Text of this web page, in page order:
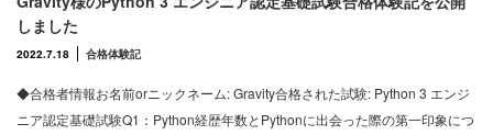
しました
2022.7.18 合格体験記
◆合格者情報お名前orニックネーム: Gravity合格された試験: Python 3 エンジ
ニア認定基礎試験Q1：Python経歴年数とPythonに出会った際の第一印象につ